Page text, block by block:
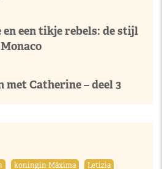
een tikje rebels: de stijl
met Catherine – deel 3
koningin Máxima
Letizia